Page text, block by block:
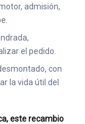
admisión,
el pedido.
con
la vida útil del
este recambio